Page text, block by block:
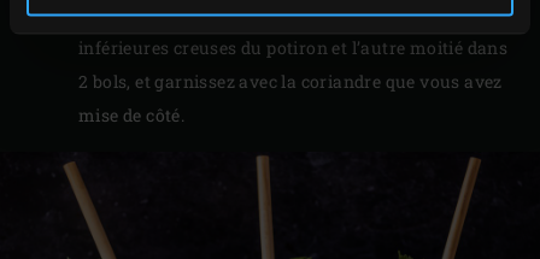
Versez la moitié de la soupe dans les parties
inférieures creuses du potiron et l’autre moitié dans
2 bols, et garnissez avec la coriandre que vous avez
mise de côté.